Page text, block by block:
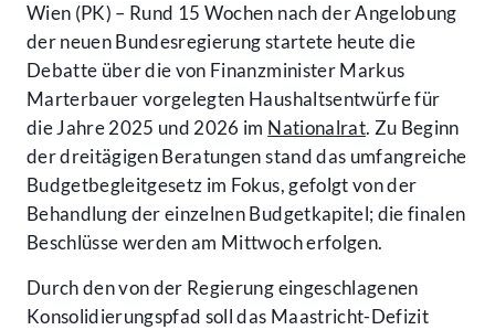
Wien (PK) – Rund 15 Wochen nach der Angelobung
der neuen Bundesregierung startete heute die
Debatte über die von Finanzminister Markus
Marterbauer vorgelegten Haushaltsentwürfe für
die Jahre 2025 und 2026 im Nationalrat. Zu Beginn
der dreitägigen Beratungen stand das umfangreiche
Budgetbegleitgesetz im Fokus, gefolgt von der
Behandlung der einzelnen Budgetkapitel; die finalen
Beschlüsse werden am Mittwoch erfolgen.
Durch den von der Regierung eingeschlagenen
Konsolidierungspfad soll das Maastricht-Defizit